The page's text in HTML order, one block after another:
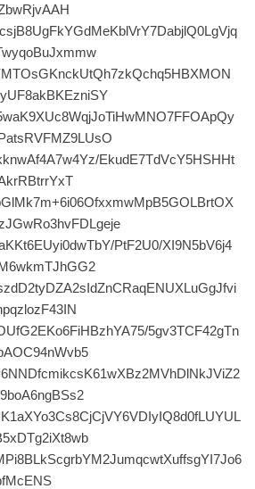
EkudE7TdVcY5HSHHt
PtF2U0/XI9N5bV6j4
5gv3TCF42gTn